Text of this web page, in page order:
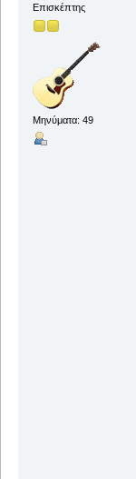
Επισκέπτης
Μηνύματα: 49